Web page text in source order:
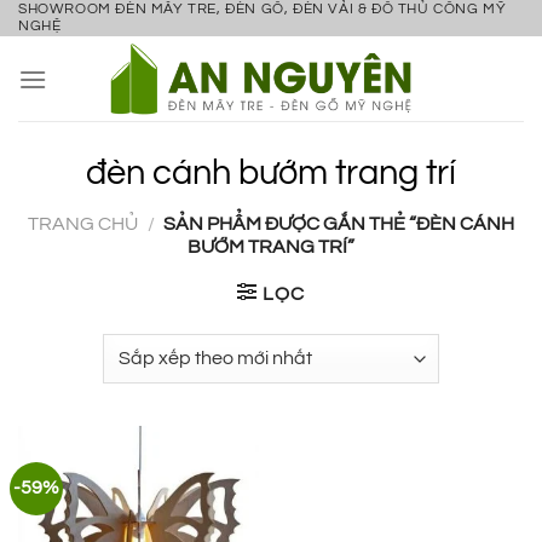
Bỏ
nội
SHOWROOM ĐÈN MÂY TRE, ĐÈN GỖ, ĐÈN VẢI & ĐỒ THỦ CÔNG MỸ
NGHỆ
đèn cánh bướm trang trí
TRANG CHỦ / SẢN PHẨM ĐƯỢC GẮN THẺ “ĐÈN CÁNH
BƯỚM TRANG TRÍ”
LỌC
-59%